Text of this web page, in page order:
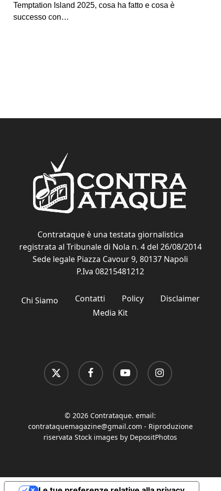
Temptation Island 2025, cosa ha fatto e cosa è
successo con…
Contrataque è una testata giornalistica
registrata al Tribunale di Nola n. 4 del 26/08/2014
Sede legale Piazza Cavour 9, 80137 Napoli
P.Iva 08215481212
Chi Siamo Contatti Policy
Disclaimer
Media Kit
x-
twitter
facebook youtube instagram
© 2026 Contrataque. email:
contrataquemagazine@gmail.com - Riproduzione
riservata Stock images by DepositPhotos